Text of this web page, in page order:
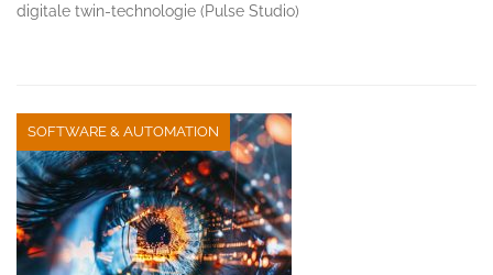
digitale twin-technologie (Pulse Studio)
SOFTWARE & AUTOMATION